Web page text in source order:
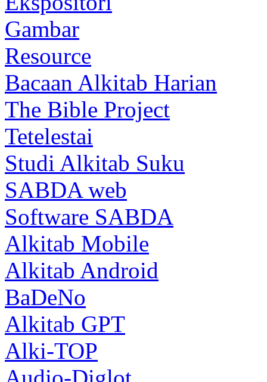
Gambar
Resource
Bacaan Alkitab Harian
The Bible Project
Tetelestai
Studi Alkitab Suku
SABDA web
Software SABDA
Alkitab Mobile
Alkitab Android
BaDeNo
Alkitab GPT
Alki-TOP